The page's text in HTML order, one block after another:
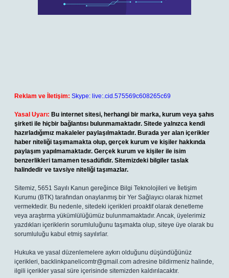
Reklam ve İletişim: Skype: live:.cid.575569c608265c69
Yasal Uyarı: Bu internet sitesi, herhangi bir marka, kurum veya şahıs
şirketi ile hiçbir bağlantısı bulunmamaktadır. Sitede yalnızca kendi
hazırladığımız makaleler paylaşılmaktadır. Burada yer alan içerikler
haber niteliği taşımamakta olup, gerçek kurum ve kişiler hakkında
paylaşım yapılmamaktadır. Gerçek kurum ve kişiler ile isim
benzerlikleri tamamen tesadüfidir. Sitemizdeki bilgiler taslak
halindedir ve tavsiye niteliği taşımazlar.
Sitemiz, 5651 Sayılı Kanun gereğince Bilgi Teknolojileri ve İletişim
Kurumu (BTK) tarafından onaylanmış bir Yer Sağlayıcı olarak hizmet
vermektedir. Bu nedenle, sitedeki içerikleri proaktif olarak denetleme
veya araştırma yükümlülüğümüz bulunmamaktadır. Ancak, üyelerimiz
yazdıkları içeriklerin sorumluluğunu taşımakta olup, siteye üye olarak bu
sorumluluğu kabul etmiş sayılırlar.
Hukuka ve yasal düzenlemelere aykırı olduğunu düşündüğünüz
içerikleri, backlinkpanelicomtr@gmail.com adresine bildirmeniz halinde,
ilgili içerikler yasal süre içerisinde sitemizden kaldırılacaktır.